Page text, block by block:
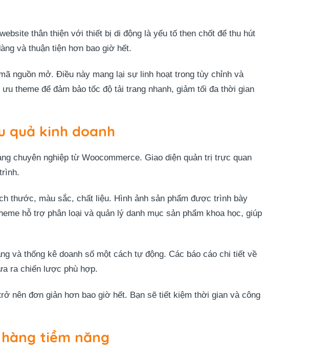
thân thiện với thiết bị di động là yếu tố then chốt để thu hút
và thuận tiện hơn bao giờ hết.
nguồn mở. Điều này mang lại sự linh hoạt trong tùy chỉnh và
theme để đảm bảo tốc độ tải trang nhanh, giảm tối đa thời gian
quả kinh doanh
chuyên nghiệp từ Woocommerce. Giao diện quản trị trực quan
thước, màu sắc, chất liệu. Hình ảnh sản phẩm được trình bày
hỗ trợ phân loại và quản lý danh mục sản phẩm khoa học, giúp
và thống kê doanh số một cách tự động. Các báo cáo chi tiết về
ra chiến lược phù hợp.
nên đơn giản hơn bao giờ hết. Bạn sẽ tiết kiệm thời gian và công
hàng tiềm năng